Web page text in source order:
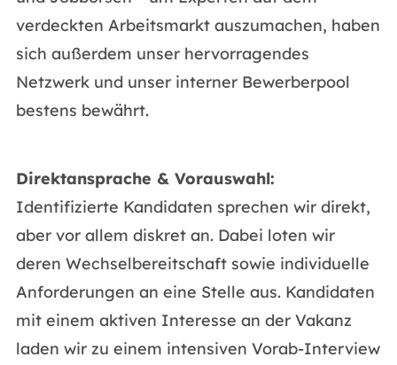
verdeckten Arbeitsmarkt auszumachen, haben
sich außerdem unser hervorragendes
Netzwerk und unser interner Bewerberpool
bestens bewährt.
Direktansprache & Vorauswahl:
Identifizierte Kandidaten sprechen wir direkt,
aber vor allem diskret an. Dabei loten wir
deren Wechselbereitschaft sowie individuelle
Anforderungen an eine Stelle aus. Kandidaten
mit einem aktiven Interesse an der Vakanz
laden wir zu einem intensiven Vorab-Interview